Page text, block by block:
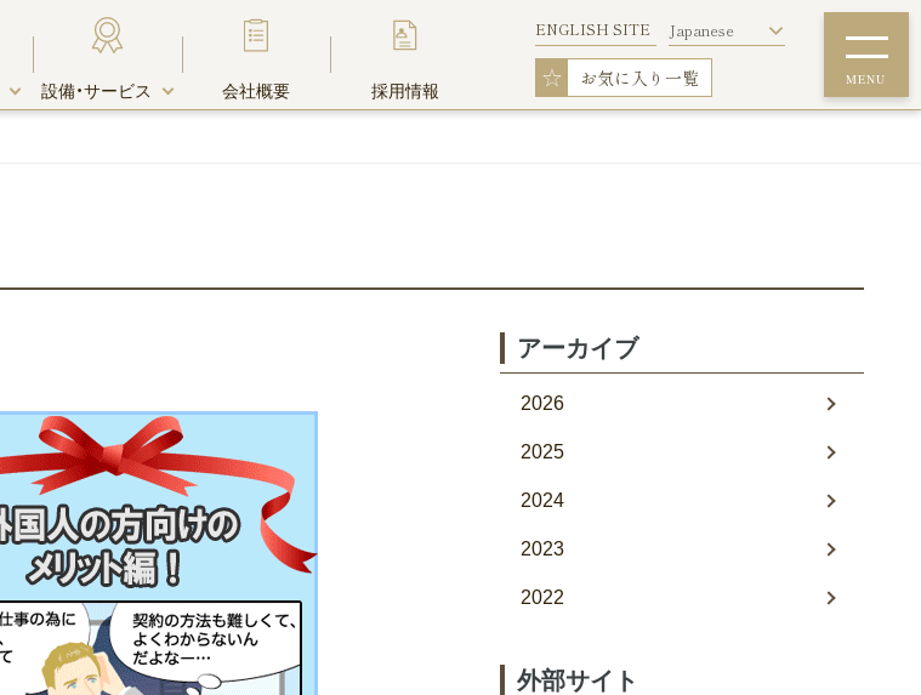
設備・サービス 会社概要 採用情報
MENU
ENGLISH SITE Japanese
☆ お気に入り一覧
ホテル・賃貸マンションとの違い
ウイークリーマンションを初めてご利用の
アーカイブ
2026
2025
2024
2023
2022
外部サイト